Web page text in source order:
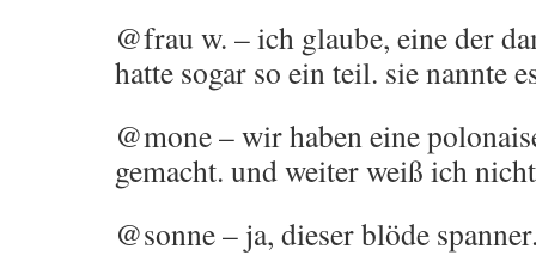
@frau w. – ich glaube, eine der
hatte sogar so ein teil. sie nannte
@mone – wir haben eine
gemacht. und weiter weiß ich
@sonne – ja, dieser blöde